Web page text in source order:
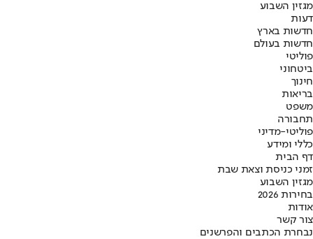
מגזין השבוע
דעות
חדשות בארץ
חדשות בעולם
פוליטי
ביטחוני
חינוך
בריאות
משפט
תחבורה
פוליטי-מדיני
כללי ומידע
דף הבית
זמני כניסת וצאת שבת
מגזין השבוע
בחירות 2026
אודות
צור קשר
נבחרת הכתבים והפרשנים